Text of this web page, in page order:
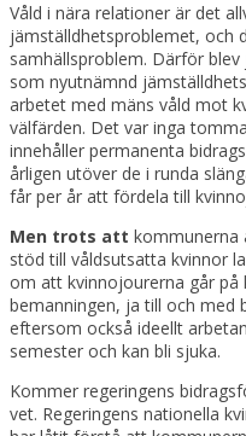
Våld i nära relationer är det
jämställdhetsproblemet, och
samhällsproblem. Därför
som nyutnämnd
arbetet med mäns våld mot
välfärden. Det var inga
innehåller permanenta
årligen utöver de i runda
får per år att fördela till
Men trots att kommunerna
stöd till vålds­utsatta kvinnor
om att kvinnojourerna går på
bemanningen, ja till och med
eftersom också ideellt
semester och kan bli sjuka.
Kommer regeringens
vet. Regeringens nationella